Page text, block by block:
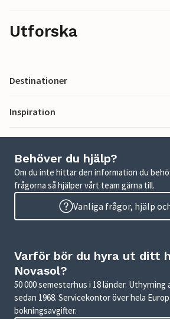
Utforska
Destinationer
Inspiration
Behöver du hjälp?
Om du inte hittar den information du
frågorna så hjälper vårt team gärna till.
Vanliga frågor, hjälp
Varför bör du hyra ut ditt
Novasol?
50 000 semesterhus i 18 länder. Uthyrning
sedan 1968. Servicekontor över hela
bokningsavgifter.